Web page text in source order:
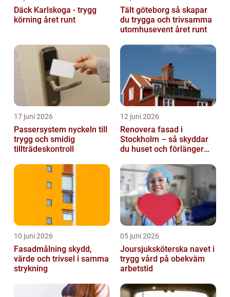
Däck Karlskoga - trygg
körning året runt
Tält göteborg så skapar
du trygga och trivsamma
utomhusevent året runt
17 juni 2026
Passersystem nyckeln till
trygg och smidig
tillträdeskontroll
12 juni 2026
Renovera fasad i
Stockholm – så skyddar
du huset och förlänger
10 juni 2026
Fasadmålning skydd,
värde och trivsel i samma
strykning
05 juni 2026
Joursjuksköterska navet i
trygg vård på obekväm
arbetstid